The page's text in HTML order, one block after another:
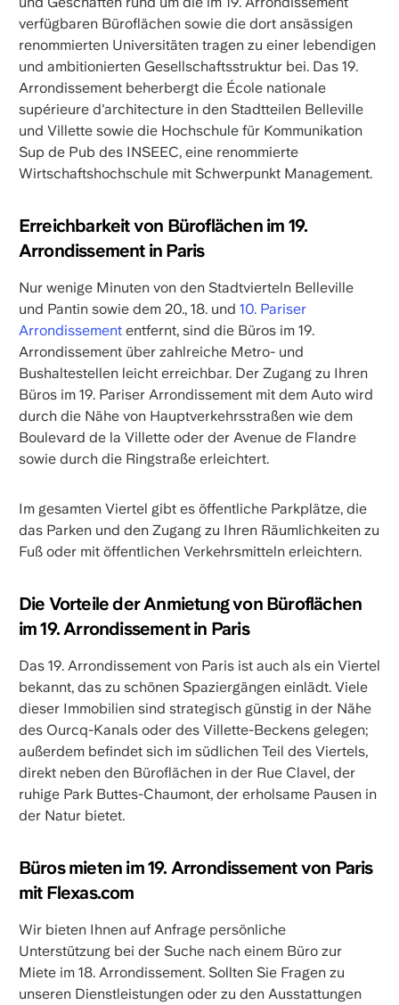
verfügbaren Büroflächen sowie die dort ansässigen
renommierten Universitäten tragen zu einer lebendigen
und ambitionierten Gesellschaftsstruktur bei. Das 19.
Arrondissement beherbergt die École nationale
supérieure d'architecture in den Stadtteilen Belleville
und Villette sowie die Hochschule für Kommunikation
Sup de Pub des INSEEC, eine renommierte
Wirtschaftshochschule mit Schwerpunkt Management.
Erreichbarkeit von Büroflächen im 19.
Arrondissement in Paris
Nur wenige Minuten von den Stadtvierteln Belleville
und Pantin sowie dem 20., 18. und 10. Pariser
Arrondissemententfernt, sind die Büros im 19.
Arrondissement über zahlreiche Metro- und
Bushaltestellen leicht erreichbar. Der Zugang zu Ihren
Büros im 19. Pariser Arrondissement mit dem Auto wird
durch die Nähe von Hauptverkehrsstraßen wie dem
Boulevard de la Villette oder der Avenue de Flandre
sowie durch die Ringstraße erleichtert.
Im gesamten Viertel gibt es öffentliche Parkplätze, die
das Parken und den Zugang zu Ihren Räumlichkeiten zu
Fuß oder mit öffentlichen Verkehrsmitteln erleichtern.
Die Vorteile der Anmietung von Büroflächen
im 19. Arrondissement in Paris
Das 19. Arrondissement von Paris ist auch als ein Viertel
bekannt, das zu schönen Spaziergängen einlädt. Viele
dieser Immobilien sind strategisch günstig in der Nähe
des Ourcq-Kanals oder des Villette-Beckens gelegen;
außerdem befindet sich im südlichen Teil des Viertels,
direkt neben den Büroflächen in der Rue Clavel, der
ruhige Park Buttes-Chaumont, der erholsame Pausen in
der Natur bietet.
Büros mieten im 19. Arrondissement von Paris
mit Flexas.com
Wir bieten Ihnen auf Anfrage persönliche
Unterstützung bei der Suche nach einem Büro zur
Miete im 18. Arrondissement. Sollten Sie Fragen zu
unseren Dienstleistungen oder zu den Ausstattungen